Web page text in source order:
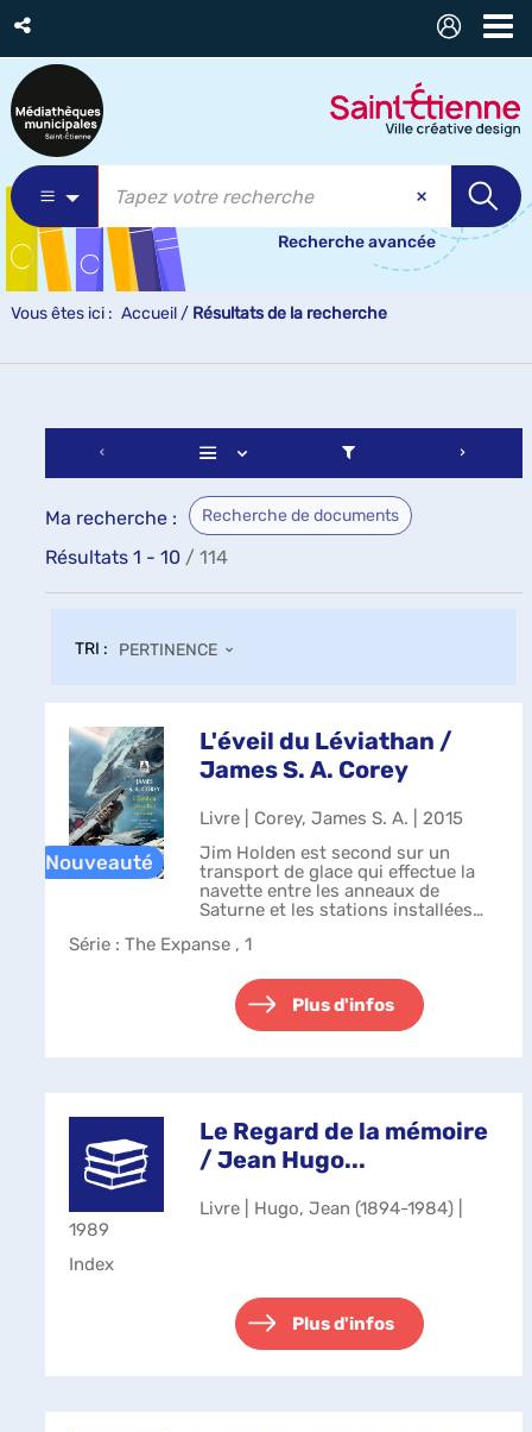
Recherche avancée
Vous êtes ici : Accueil / Résultats de la recherche
Ma recherche : Recherche de documents
Résultats 1 - 10 / 114
TRI : PERTINENCE
L'éveil du Léviathan /
James S. A. Corey
Livre | Corey, James S. A. | 2015
Jim Holden est second sur un
transport de glace qui effectue la
navette entre les anneaux de
Saturne et les stations installées
Quand son équipage et lui croisent
Série : The Expanse , 1
Plus d'infos
Le Regard de la mémoire
/ Jean Hugo...
Livre | Hugo, Jean (1894-1984) |
1989
Index
Plus d'infos